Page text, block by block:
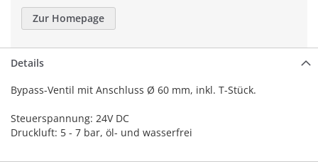
Zur Homepage
Details
Bypass-Ventil mit Anschluss Ø 60 mm, inkl. T-Stück.
Steuerspannung: 24V DC
Druckluft: 5 - 7 bar, öl- und wasserfrei